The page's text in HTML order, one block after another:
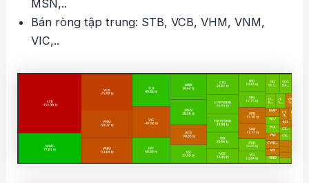
MSN,..
Bán ròng tập trung: STB, VCB, VHM, VNM,
VIC,..